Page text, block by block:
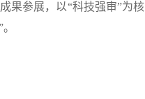
果参展，以“科技强审”为核